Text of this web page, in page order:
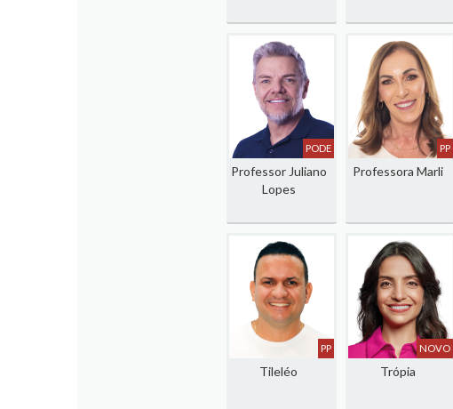
PODE
Professor Juliano
Lopes
PP
Professora Marli
PP
Tileléo
NOVO
Trópia